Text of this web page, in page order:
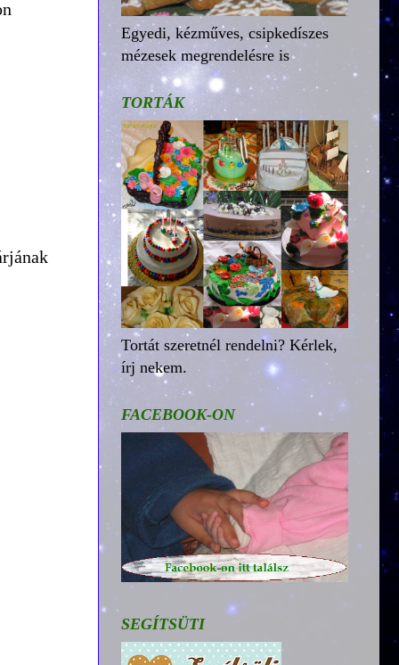
Egyedi, kézműves, csipkedíszes
mézesek megrendelésre is
TORTÁK
Tortát szeretnél rendelni? Kérlek,
írj nekem.
FACEBOOK-ON
SEGÍTSÜTI